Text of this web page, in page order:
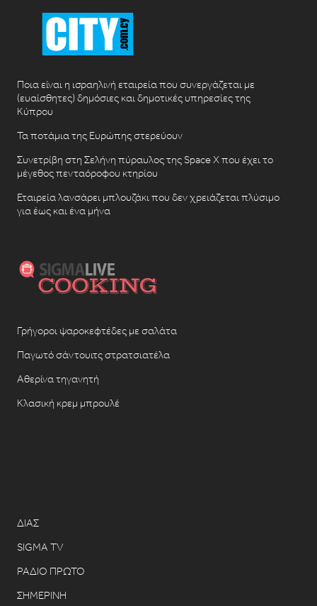
Ποια είναι η ισραηλινή εταιρεία που συνεργάζεται με
(ευαίσθητες) δημόσιες και δημοτικές υπηρεσίες της
Κύπρου
Τα ποτάμια της Ευρώπης στερεύουν
Συνετρίβη στη Σελήνη πύραυλος της Space X που έχει το
μέγεθος πενταόροφου κτηρίου
Εταιρεία λανσάρει μπλουζάκι που δεν χρειάζεται πλύσιμο
για έως και ένα μήνα
Γρήγοροι ψαροκεφτέδες με σαλάτα
Παγωτό σάντουιτς στρατσιατέλα
Αθερίνα τηγανητή
Κλασική κρεμ μπρουλέ
ΔΙΑΣ
SIGMA TV
ΡΑΔΙΟ ΠΡΩΤΟ
ΣΗΜΕΡΙΝΗ